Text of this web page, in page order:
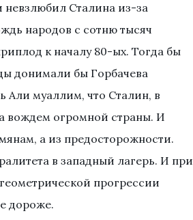
невзлюбил Сталина из-за
народов с сотню тысяч
к началу 80-ых. Тогда бы
донимали бы Горбачева
Али муаллим, что Сталин, в
вождем огромной страны. И
а из предосторожности.
в западный лагерь. И при
прогрессии
дороже.